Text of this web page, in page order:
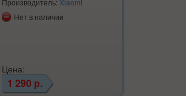
Производитель: Xiaomi
Нет в наличии
Цена:
1 290 р.